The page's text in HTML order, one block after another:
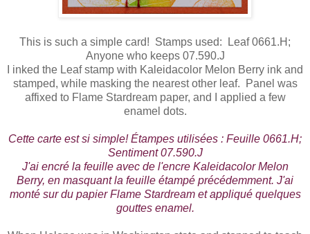
This is such a simple card! Stamps used: Leaf 0661.H;
Anyone who keeps 07.590.J
I inked the Leaf stamp with Kaleidacolor Melon Berry ink and
stamped, while masking the nearest other leaf. Panel was
affixed to Flame Stardream paper, and I applied a few
enamel dots.
Cette carte est si simple! Étampes utilisées : Feuille 0661.H;
Sentiment 07.590.J
J'ai encré la feuille avec de l'encre Kaleidacolor Melon
Berry, en masquant la feuille étampé précédemment. J'ai
monté sur du papier Flame Stardream et appliqué quelques
gouttes enamel.